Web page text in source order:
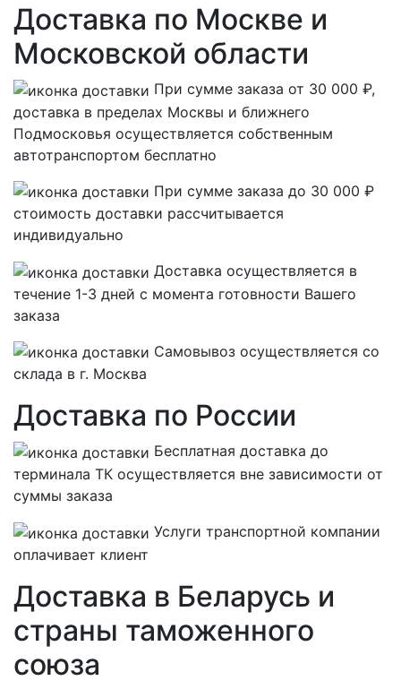
Доставка по Москве и
Московской области
При сумме заказа от 30 000 ₽,
доставка в пределах Москвы и ближнего
Подмосковья осуществляется собственным
автотранспортом бесплатно
При сумме заказа до 30 000 ₽
стоимость доставки рассчитывается
индивидуально
Доставка осуществляется в
течение 1-3 дней с момента готовности Вашего
заказа
Самовывоз осуществляется со
склада в г. Москва
Доставка по России
Бесплатная доставка до
терминала ТК осуществляется вне зависимости от
суммы заказа
Услуги транспортной компании
оплачивает клиент
Доставка в Беларусь и
страны таможенного
союза